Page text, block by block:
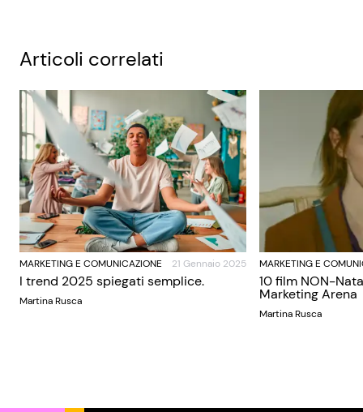
Articoli correlati
MARKETING E COMUNICAZIONE 21 Gennaio 2025
I trend 2025 spiegati semplice.
Martina Rusca
MARKETING E
10 film NON-
Marketing Arena
Martina Rusca